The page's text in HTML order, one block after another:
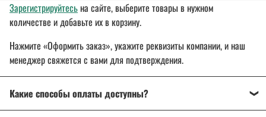
Зарегистрируйтесьна сайте, выберите товары в нужном
количестве и добавьте их в корзину.
Нажмите «Оформить заказ», укажите реквизиты компании, и наш
менеджер свяжется с вами для подтверждения.
Какие способы оплаты доступны?